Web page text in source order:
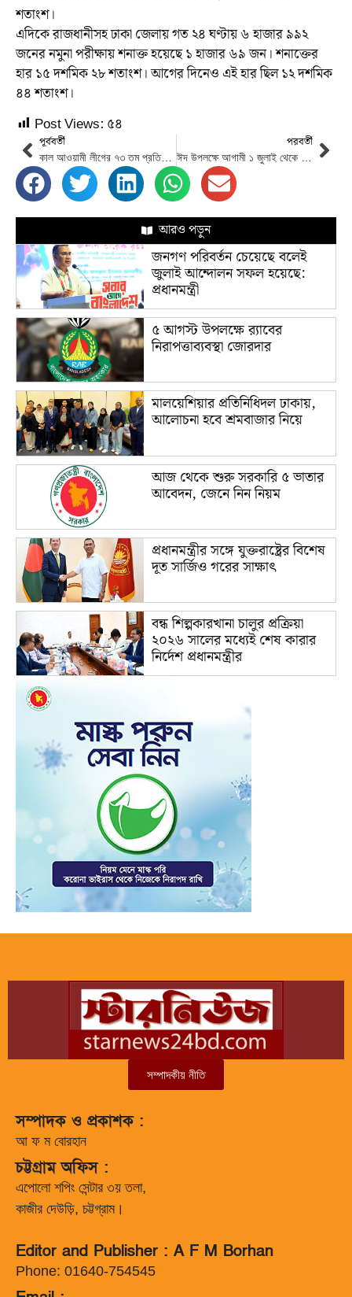
শতাংশ।
এদিকে রাজধানীসহ ঢাকা জেলায় গত ২৪ ঘণ্টায় ৬ হাজার ৯৯২
জনের নমুনা পরীক্ষায় শনাক্ত হয়েছে ১ হাজার ৬৯ জন। শনাক্তের
হার ১৫ দশমিক ২৮ শতাংশ। আগের দিনেও এই হার ছিল ১২ দশমিক
৪৪ শতাংশ।
Post Views: ৫৪
পূর্ববর্তী
কাল আওয়ামী লীগের ৭৩ তম প্রতিষ্ঠাবার্ষিকী
পরবর্তী
আরও পড়ুন
জনগণ পরিবর্তন চেয়েছে বলেই
জুলাই আন্দোলন সফল হয়েছে:
প্রধানমন্ত্রী
৫ আগস্ট উপলক্ষে র‌্যাবের
নিরাপত্তাব্যবস্থা জোরদার
মালয়েশিয়ার প্রতিনিধিদল ঢাকায়,
আলোচনা হবে শ্রমবাজার নিয়ে
আজ থেকে শুরু সরকারি ৫ ভাতার
আবেদন, জেনে নিন নিয়ম
প্রধানমন্ত্রীর সঙ্গে যুক্তরাষ্ট্রের বিশেষ
দূত সার্জিও গরের সাক্ষাৎ
বন্ধ শিল্পকারখানা চালুর প্রক্রিয়া
২০২৬ সালের মধ্যেই শেষ কারার
নির্দেশ প্রধানমন্ত্রীর
সম্পাদকীয় নীতি
সম্পাদক ও প্রকাশক :
আ ফ ম বোরহান
চট্টগ্রাম অফিস :
এপোলো শপিং সেন্টার ৩য় তলা,
কাজীর দেউড়ি, চট্টগ্রাম।
Editor and Publisher : A F M Borhan
Phone: 01640-754545